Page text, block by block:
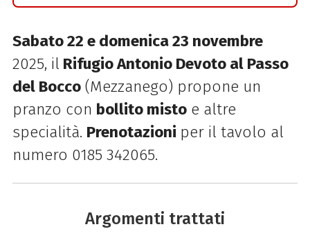
Sabato 22 e domenica 23 novembre
2025, il Rifugio Antonio Devoto al Passo
del Bocco(Mezzanego) propone un
pranzo con bollito mistoe altre
specialità. Prenotazioni per il tavolo al
numero 0185 342065.
Argomenti trattati